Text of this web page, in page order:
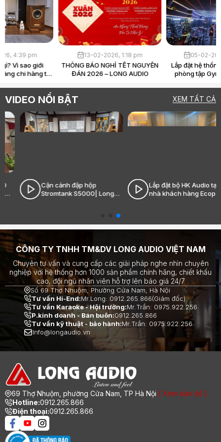
30-03-2026, 4:39 pm
Loa Hi-End là gì? Vì sao giới
audiophile sẵn sàng chi hàng tỷ
13-02-2026, 1:18 pm
THÔNG BÁO NGHỈ TẾT NGUYÊN
ĐÁN 2026 – LONG AUDIO
VIDEO NỔI BẬT XEM TẤT CẢ
Cận cảnh đập hộp
Stromtank S5000| Long
Audio - Âm thanh Hi-End
Lắp đặt bộ HK Audio tại
nhà khách hàng Ecopark|
Long Audio - Âm thanh Hi-
CÔNG TY TNHH TM&DV LONG AUDIO VIỆT NAM
Chuyên tư vấn và cung cấp các giải pháp nghe nhìn chuyên
nghiệp với hệ thống hơn 1000 sản phẩm chính hãng, chiết khấu
cao, đội ngũ nhân viên hỗ trợ lên báo giá 24/7
Số 69 Thợ Nhuộm, Phường Cửa Nam, Hà Nội
Tư vấn Hi-End:Mr.Long: 0912.265.866(Giám đốc)
Tư vấn Karaoke - Hội trường:Mr.Trần: 0975.922.256
P.kinh doanh - Bán buôn:0912.265.866
Tư vấn kỹ thuật - bảo hành:Mr.Trần: 0975.922.256
Info@longaudio.vn
69 Thợ Nhuộm, phường Cửa Nam, TP Hà Nội [ Xem bản đồ ]
Hotline:0912.265.866
Điện thoại:0912.265.866